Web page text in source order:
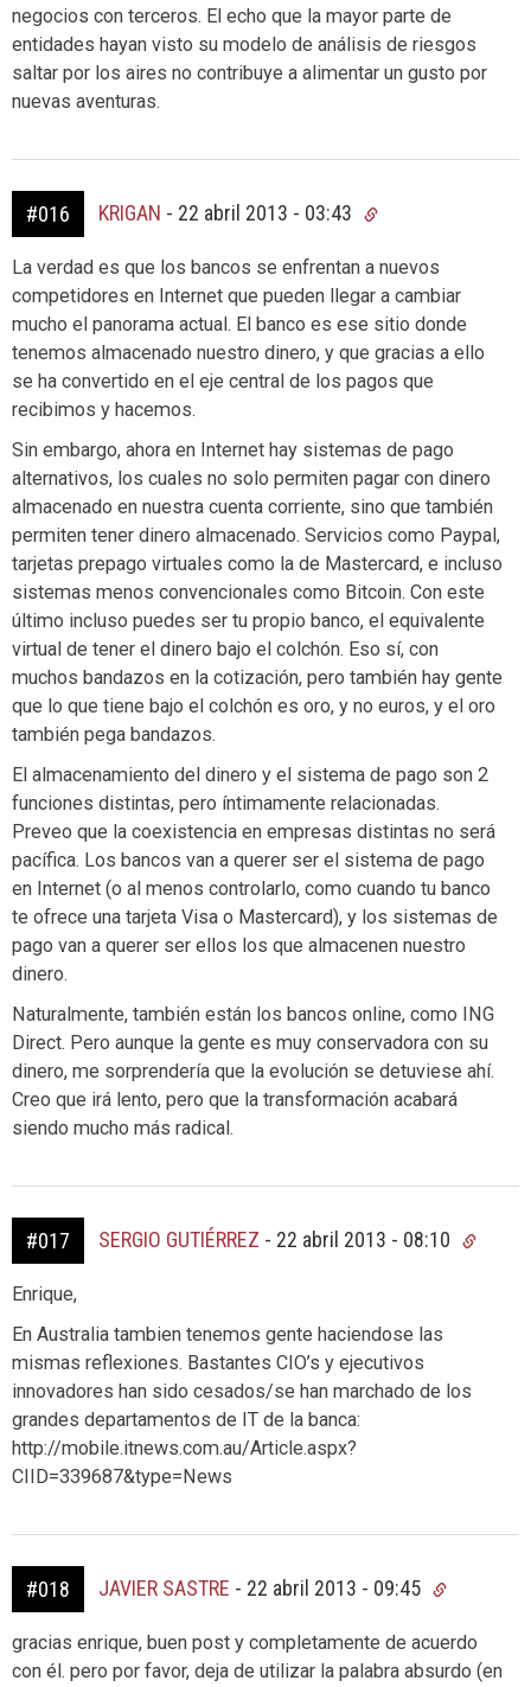
negocios con terceros. El echo que la mayor parte de
entidades hayan visto su modelo de análisis de riesgos
saltar por los aires no contribuye a alimentar un gusto por
nuevas aventuras.
#016 KRIGAN - 22 abril 2013 - 03:43
La verdad es que los bancos se enfrentan a nuevos
competidores en Internet que pueden llegar a cambiar
mucho el panorama actual. El banco es ese sitio donde
tenemos almacenado nuestro dinero, y que gracias a ello
se ha convertido en el eje central de los pagos que
recibimos y hacemos.
Sin embargo, ahora en Internet hay sistemas de pago
alternativos, los cuales no solo permiten pagar con dinero
almacenado en nuestra cuenta corriente, sino que también
permiten tener dinero almacenado. Servicios como Paypal,
tarjetas prepago virtuales como la de Mastercard, e incluso
sistemas menos convencionales como Bitcoin. Con este
último incluso puedes ser tu propio banco, el equivalente
virtual de tener el dinero bajo el colchón. Eso sí, con
muchos bandazos en la cotización, pero también hay gente
que lo que tiene bajo el colchón es oro, y no euros, y el oro
también pega bandazos.
El almacenamiento del dinero y el sistema de pago son 2
funciones distintas, pero íntimamente relacionadas.
Preveo que la coexistencia en empresas distintas no será
pacífica. Los bancos van a querer ser el sistema de pago
en Internet (o al menos controlarlo, como cuando tu banco
te ofrece una tarjeta Visa o Mastercard), y los sistemas de
pago van a querer ser ellos los que almacenen nuestro
dinero.
Naturalmente, también están los bancos online, como ING
Direct. Pero aunque la gente es muy conservadora con su
dinero, me sorprendería que la evolución se detuviese ahí.
Creo que irá lento, pero que la transformación acabará
siendo mucho más radical.
#017 SERGIO GUTIÉRREZ - 22 abril 2013 - 08:10
Enrique,
En Australia tambien tenemos gente haciendose las
mismas reflexiones. Bastantes CIO’s y ejecutivos
innovadores han sido cesados/se han marchado de los
grandes departamentos de IT de la banca:
http://mobile.itnews.com.au/Article.aspx?
CIID=339687&type=News
#018 JAVIER SASTRE - 22 abril 2013 - 09:45
gracias enrique, buen post y completamente de acuerdo
con él. pero por favor, deja de utilizar la palabra absurdo (en